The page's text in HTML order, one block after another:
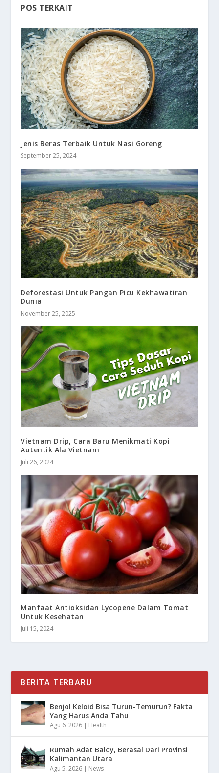
POS TERKAIT
Jenis Beras Terbaik Untuk Nasi Goreng
September 25, 2024
Deforestasi Untuk Pangan Picu Kekhawatiran
Dunia
November 25, 2025
Vietnam Drip, Cara Baru Menikmati Kopi
Autentik Ala Vietnam
Juli 26, 2024
Manfaat Antioksidan Lycopene Dalam Tomat
Untuk Kesehatan
Juli 15, 2024
BERITA TERBARU
Benjol Keloid Bisa Turun-Temurun? Fakta
Yang Harus Anda Tahu
Agu 6, 2026 | Health
Rumah Adat Baloy, Berasal Dari Provinsi
Kalimantan Utara
Agu 5, 2026 | News